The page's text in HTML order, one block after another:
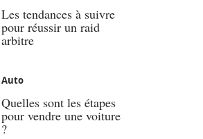
Les tendances à suivre
pour réussir un raid
arbitre
Auto
Quelles sont les étapes
pour vendre une voiture
?